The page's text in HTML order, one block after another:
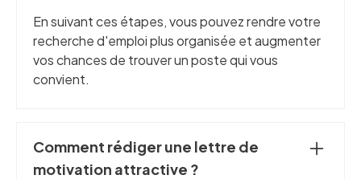
En suivant ces étapes, vous pouvez rendre votre
recherche d'emploi plus organisée et augmenter
vos chances de trouver un poste qui vous
convient.
Comment rédiger une lettre de
motivation attractive ?